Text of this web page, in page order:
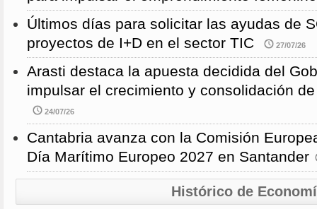
Últimos días para solicitar las ayudas de
proyectos de I+D en el sector TIC
27/07/26
Arasti destaca la apuesta decidida del
impulsar el crecimiento y consolidación
24/07/26
Cantabria avanza con la Comisión
Día Marítimo Europeo 2027 en Santander
Histórico de